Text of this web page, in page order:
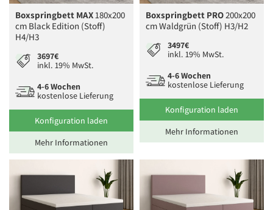
Boxspringbett MAX180x200
cm Black Edition (Stoff)
H4/H3
3697€
inkl. 19% MwSt.
4-6 Wochen
kostenlose Lieferung
Konfiguration laden
Mehr Informationen
Boxspringbett PRO200x200
cm Waldgrün (Stoff) H3/H2
3497€
inkl. 19% MwSt.
4-6 Wochen
kostenlose Lieferung
Konfiguration laden
Mehr Informationen